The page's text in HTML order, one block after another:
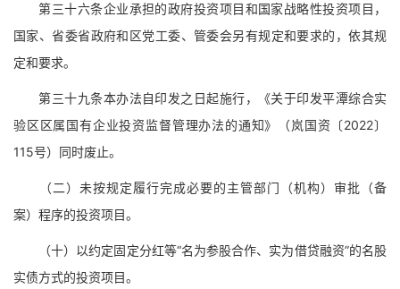
第三十六条企业承担的政府投资项目和国家战略性投资项目，
国家、省委省政府和区党工委、管委会另有规定和要求的，依其规
定和要求。
第三十九条本办法自印发之日起施行，《关于印发平潭综合实
验区区属国有企业投资监督管理办法的通知》（岚国资〔2022〕
115号）同时废止。
（二）未按规定履行完成必要的主管部门（机构）审批（备
案）程序的投资项目。
（十）以约定固定分红等“名为参股合作、实为借贷融资”的名股
实债方式的投资项目。